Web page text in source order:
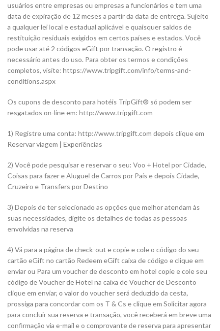
usuários entre empresas ou empresas a funcionários e tem uma
data de expiração de 12 meses a partir da data de entrega. Sujeito
a qualquer lei local e estadual aplicável e quaisquer saldos de
restituição residuais exigidos em certos países e estados. Você
pode usar até 2 códigos eGift por transação. O registro é
necessário antes do uso. Para obter os termos e condições
completos, visite: https://www.tripgift.com/info/terms-and-
conditions.aspx
Os cupons de desconto para hotéis TripGift® só podem ser
resgatados on-line em: http://www.tripgift.com
1) Registre uma conta: http://www.tripgift.com depois clique em
Reservar viagem | Experiências
2) Você pode pesquisar e reservar o seu: Voo + Hotel por Cidade,
Coisas para fazer e Aluguel de Carros por País e depois Cidade,
Cruzeiro e Transfers por Destino
3) Depois de ter selecionado as opções que melhor atendam às
suas necessidades, digite os detalhes de todas as pessoas
envolvidas na reserva
4) Vá para a página de check-out e copie e cole o código do seu
cartão eGift no cartão Redeem eGift caixa de código e clique em
enviar ou Para um voucher de desconto em hotel copie e cole seu
código de Voucher de Hotel na caixa de Voucher de Desconto
clique em enviar, o valor do voucher será deduzido da cesta,
prossiga para concordar com os T & Cs e clique em Solicitar agora
para concluir sua reserva e transação, você receberá em breve uma
confirmação via e-mail e o comprovante de reserva para apresentar